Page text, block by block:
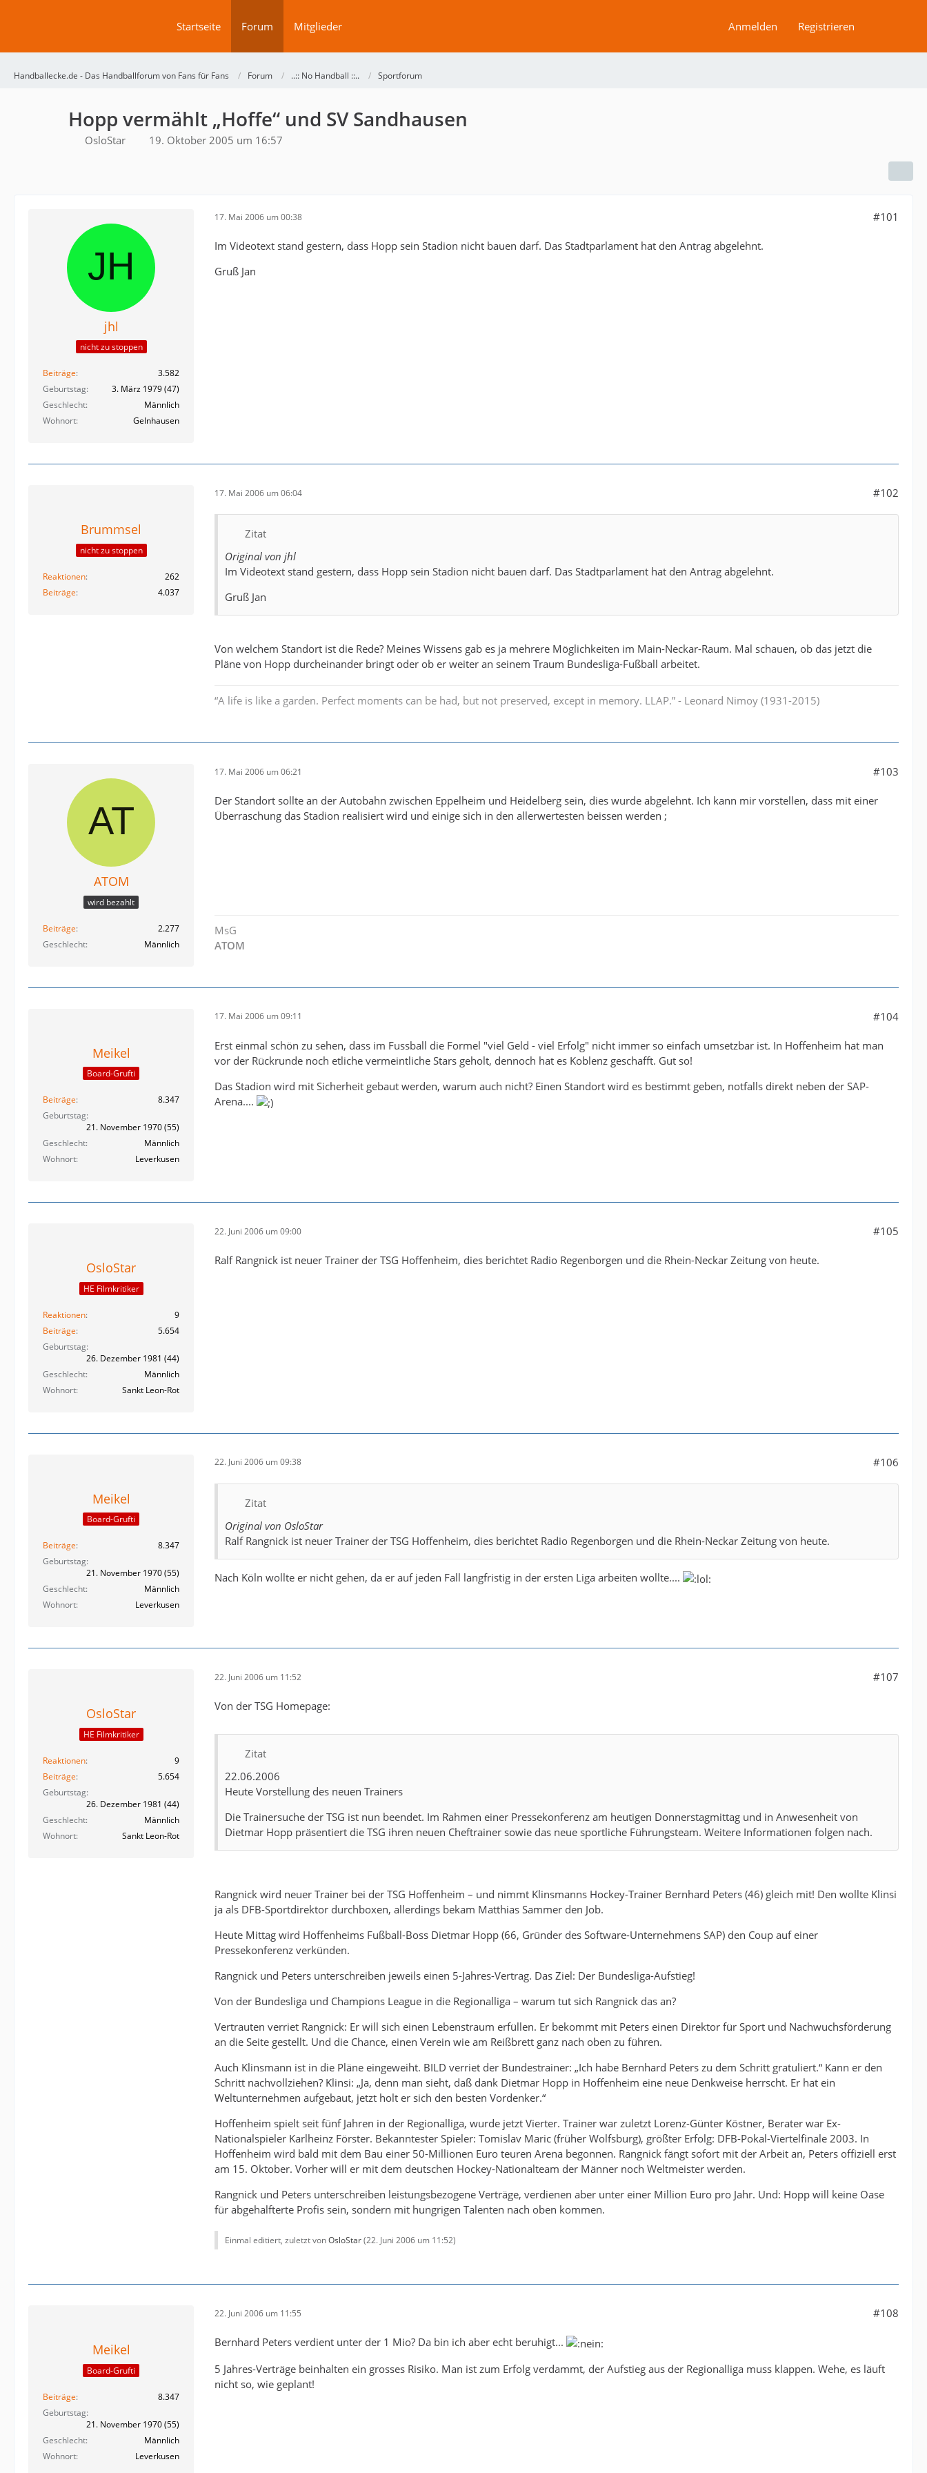
Startseite Forum Mitglieder Anmelden Registrieren
Handballecke.de - Das Handballforum von Fans für Fans Forum ..:: No Handball ::.. Sportforum
Hopp vermählt „Hoffe“ und SV Sandhausen
OsloStar 19. Oktober 2005 um 16:57
jhl
nicht zu stoppen
Beiträge
3.582
Geburtstag
3. März 1979 (47)
Geschlecht
Männlich
Wohnort
Gelnhausen
17. Mai 2006 um 00:38 #101
Im Videotext stand gestern, dass Hopp sein Stadion nicht bauen darf. Das Stadtparlament hat den Antrag abgelehnt.
Gruß Jan
Brummsel
nicht zu stoppen
Reaktionen
262
Beiträge
4.037
17. Mai 2006 um 06:04 #102
Zitat
Original von jhl
Im Videotext stand gestern, dass Hopp sein Stadion nicht bauen darf. Das Stadtparlament hat den Antrag abgelehnt.
Gruß Jan
Von welchem Standort ist die Rede? Meines Wissens gab es ja mehrere Möglichkeiten im Main-Neckar-Raum. Mal schauen, ob das jetzt die
Pläne von Hopp durcheinander bringt oder ob er weiter an seinem Traum Bundesliga-Fußball arbeitet.
“A life is like a garden. Perfect moments can be had, but not preserved, except in memory. LLAP.” - Leonard Nimoy (1931-2015)
ATOM
wird bezahlt
Beiträge
2.277
Geschlecht
Männlich
17. Mai 2006 um 06:21 #103
Der Standort sollte an der Autobahn zwischen Eppelheim und Heidelberg sein, dies wurde abgelehnt. Ich kann mir vorstellen, dass mit einer
Überraschung das Stadion realisiert wird und einige sich in den allerwertesten beissen werden ;
MsG
ATOM
Meikel
Board-Grufti
Beiträge
8.347
Geburtstag
21. November 1970 (55)
Geschlecht
Männlich
Wohnort
Leverkusen
17. Mai 2006 um 09:11 #104
Erst einmal schön zu sehen, dass im Fussball die Formel "viel Geld - viel Erfolg" nicht immer so einfach umsetzbar ist. In Hoffenheim hat man
vor der Rückrunde noch etliche vermeintliche Stars geholt, dennoch hat es Koblenz geschafft. Gut so!
Das Stadion wird mit Sicherheit gebaut werden, warum auch nicht? Einen Standort wird es bestimmt geben, notfalls direkt neben der SAP-
Arena....
OsloStar
HE Filmkritiker
Reaktionen
9
Beiträge
5.654
Geburtstag
26. Dezember 1981 (44)
Geschlecht
Männlich
Wohnort
Sankt Leon-Rot
22. Juni 2006 um 09:00 #105
Ralf Rangnick ist neuer Trainer der TSG Hoffenheim, dies berichtet Radio Regenborgen und die Rhein-Neckar Zeitung von heute.
Meikel
Board-Grufti
Beiträge
8.347
Geburtstag
21. November 1970 (55)
Geschlecht
Männlich
Wohnort
Leverkusen
22. Juni 2006 um 09:38 #106
Zitat
Original von OsloStar
Ralf Rangnick ist neuer Trainer der TSG Hoffenheim, dies berichtet Radio Regenborgen und die Rhein-Neckar Zeitung von heute.
Nach Köln wollte er nicht gehen, da er auf jeden Fall langfristig in der ersten Liga arbeiten wollte....
OsloStar
HE Filmkritiker
Reaktionen
9
Beiträge
5.654
Geburtstag
26. Dezember 1981 (44)
Geschlecht
Männlich
Wohnort
Sankt Leon-Rot
22. Juni 2006 um 11:52 #107
Von der TSG Homepage:
Zitat
22.06.2006
Heute Vorstellung des neuen Trainers
Die Trainersuche der TSG ist nun beendet. Im Rahmen einer Pressekonferenz am heutigen Donnerstagmittag und in Anwesenheit von
Dietmar Hopp präsentiert die TSG ihren neuen Cheftrainer sowie das neue sportliche Führungsteam. Weitere Informationen folgen nach.
Rangnick wird neuer Trainer bei der TSG Hoffenheim – und nimmt Klinsmanns Hockey-Trainer Bernhard Peters (46) gleich mit! Den wollte Klinsi
ja als DFB-Sportdirektor durchboxen, allerdings bekam Matthias Sammer den Job.
Heute Mittag wird Hoffenheims Fußball-Boss Dietmar Hopp (66, Gründer des Software-Unternehmens SAP) den Coup auf einer
Pressekonferenz verkünden.
Rangnick und Peters unterschreiben jeweils einen 5-Jahres-Vertrag. Das Ziel: Der Bundesliga-Aufstieg!
Von der Bundesliga und Champions League in die Regionalliga – warum tut sich Rangnick das an?
Vertrauten verriet Rangnick: Er will sich einen Lebenstraum erfüllen. Er bekommt mit Peters einen Direktor für Sport und Nachwuchsförderung
an die Seite gestellt. Und die Chance, einen Verein wie am Reißbrett ganz nach oben zu führen.
Auch Klinsmann ist in die Pläne eingeweiht. BILD verriet der Bundestrainer: „Ich habe Bernhard Peters zu dem Schritt gratuliert.“ Kann er den
Schritt nachvollziehen? Klinsi: „Ja, denn man sieht, daß dank Dietmar Hopp in Hoffenheim eine neue Denkweise herrscht. Er hat ein
Weltunternehmen aufgebaut, jetzt holt er sich den besten Vordenker.“
Hoffenheim spielt seit fünf Jahren in der Regionalliga, wurde jetzt Vierter. Trainer war zuletzt Lorenz-Günter Köstner, Berater war Ex-
Nationalspieler Karlheinz Förster. Bekanntester Spieler: Tomislav Maric (früher Wolfsburg), größter Erfolg: DFB-Pokal-Viertelfinale 2003. In
Hoffenheim wird bald mit dem Bau einer 50-Millionen Euro teuren Arena begonnen. Rangnick fängt sofort mit der Arbeit an, Peters offiziell erst
am 15. Oktober. Vorher will er mit dem deutschen Hockey-Nationalteam der Männer noch Weltmeister werden.
Rangnick und Peters unterschreiben leistungsbezogene Verträge, verdienen aber unter einer Million Euro pro Jahr. Und: Hopp will keine Oase
für abgehalfterte Profis sein, sondern mit hungrigen Talenten nach oben kommen.
Einmal editiert, zuletzt vonOsloStar(22. Juni 2006 um 11:52)
Meikel
Board-Grufti
Beiträge
8.347
Geburtstag
21. November 1970 (55)
Geschlecht
Männlich
Wohnort
Leverkusen
22. Juni 2006 um 11:55 #108
Bernhard Peters verdient unter der 1 Mio? Da bin ich aber echt beruhigt...
5 Jahres-Verträge beinhalten ein grosses Risiko. Man ist zum Erfolg verdammt, der Aufstieg aus der Regionalliga muss klappen. Wehe, es läuft
nicht so, wie geplant!